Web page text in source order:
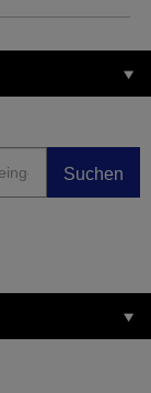
Suchen